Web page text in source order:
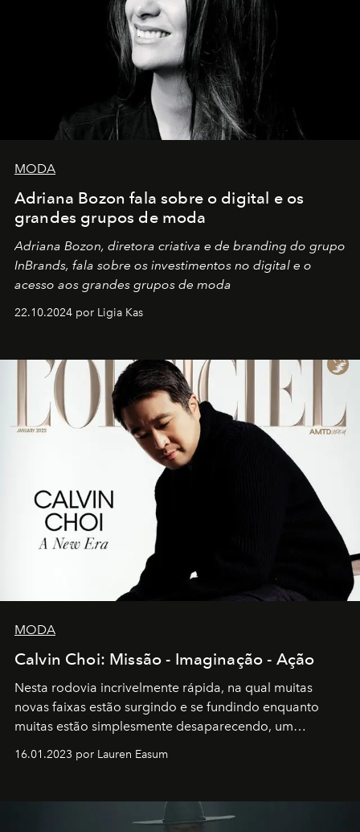
MODA
Adriana Bozon fala sobre o digital e os
grandes grupos de moda
Adriana Bozon, diretora criativa e de branding do grupo
InBrands, fala sobre os investimentos no digital e o
acesso aos grandes grupos de moda
22.10.2024 por Ligia Kas
MODA
Calvin Choi: Missão - Imaginação - Ação
Nesta rodovia incrivelmente rápida, na qual muitas
novas faixas estão surgindo e se fundindo enquanto
muitas estão simplesmente desaparecendo, um
transportador AMTD abrindo caminho para muitos
por propósitos, com um claro senso de missão na vida e
16.01.2023 por Lauren Easum